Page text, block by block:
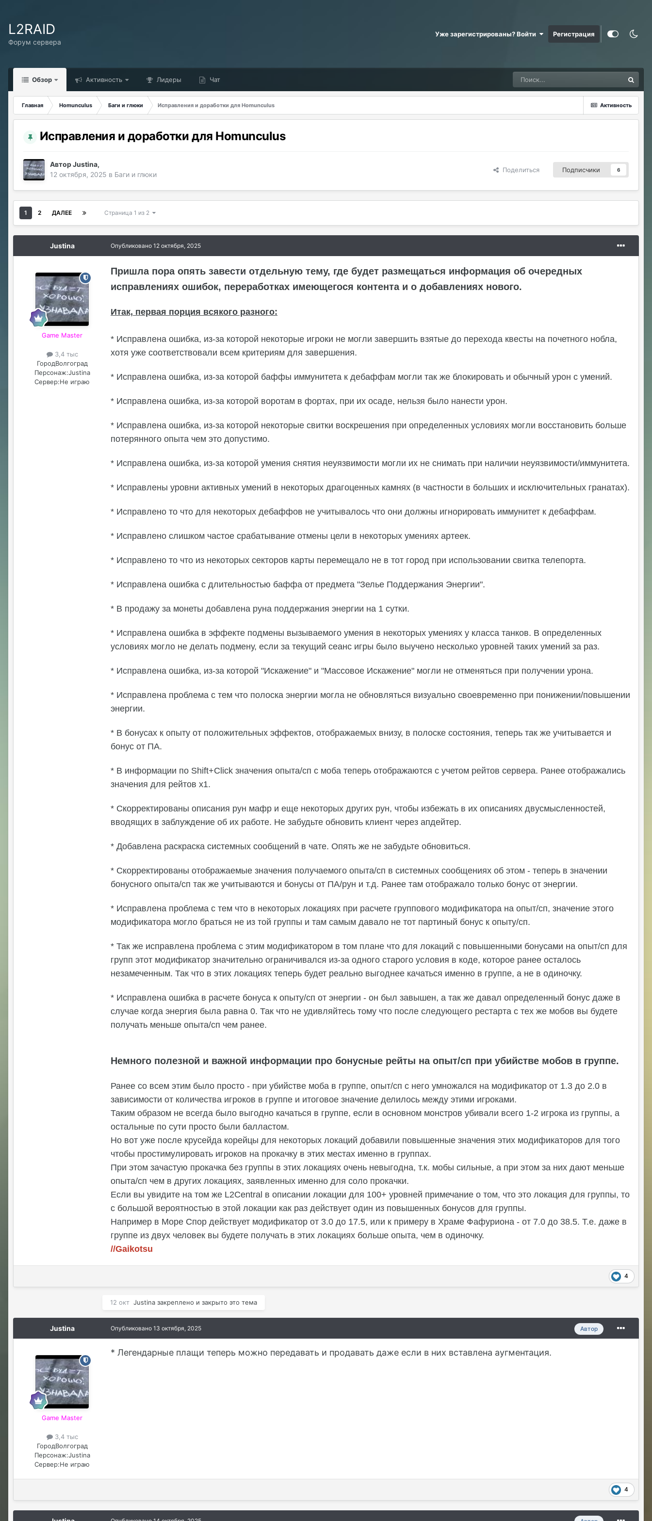
L2RAID
Форум сервера
Уже зарегистрированы? Войти Регистрация
Обзор Активность Лидеры Чат
Активность
Главная Homunculus Баги и глюки Исправления и доработки для Homunculus
Исправления и доработки для Homunculus
АвторJustina,
12 октября, 2025 в Баги и глюки
Поделиться Подписчики 6
1 2 ДАЛЕЕ Страница 1 из 2
Justina
Game Master
3,4 тыс
ГородВолгоград
Персонаж:Justina
Сервер:Не играю
Опубликовано 12 октября, 2025
Пришла пора опять завести отдельную тему, где будет размещаться информация об очередных
исправлениях ошибок, переработках имеющегося контента и о добавлениях нового.
Итак, первая порция всякого разного:
* Исправлена ошибка, из-за которой некоторые игроки не могли завершить взятые до перехода квесты на почетного нобла,
хотя уже соответствовали всем критериям для завершения.
* Исправлена ошибка, из-за которой баффы иммунитета к дебаффам могли так же блокировать и обычный урон с умений.
* Исправлена ошибка, из-за которой воротам в фортах, при их осаде, нельзя было нанести урон.
* Исправлена ошибка, из-за которой некоторые свитки воскрешения при определенных условиях могли восстановить больше
потерянного опыта чем это допустимо.
* Исправлена ошибка, из-за которой умения снятия неуязвимости могли их не снимать при наличии неуязвимости/иммунитета.
* Исправлены уровни активных умений в некоторых драгоценных камнях (в частности в больших и исключительных гранатах).
* Исправлено то что для некоторых дебаффов не учитывалось что они должны игнорировать иммунитет к дебаффам.
* Исправлено слишком частое срабатывание отмены цели в некоторых умениях артеек.
* Исправлено то что из некоторых секторов карты перемещало не в тот город при использовании свитка телепорта.
* Исправлена ошибка с длительностью баффа от предмета "Зелье Поддержания Энергии".
* В продажу за монеты добавлена руна поддержания энергии на 1 сутки.
* Исправлена ошибка в эффекте подмены вызываемого умения в некоторых умениях у класса танков. В определенных
условиях могло не делать подмену, если за текущий сеанс игры было выучено несколько уровней таких умений за раз.
* Исправлена ошибка, из-за которой "Искажение" и "Массовое Искажение" могли не отменяться при получении урона.
* Исправлена проблема с тем что полоска энергии могла не обновляться визуально своевременно при понижении/повышении
энергии.
* В бонусах к опыту от положительных эффектов, отображаемых внизу, в полоске состояния, теперь так же учитывается и
бонус от ПА.
* В информации по Shift+Click значения опыта/сп с моба теперь отображаются с учетом рейтов сервера. Ранее отображались
значения для рейтов х1.
* Скорректированы описания рун мафр и еще некоторых других рун, чтобы избежать в их описаниях двусмысленностей,
вводящих в заблуждение об их работе. Не забудьте обновить клиент через апдейтер.
* Добавлена раскраска системных сообщений в чате. Опять же не забудьте обновиться.
* Скорректированы отображаемые значения получаемого опыта/сп в системных сообщениях об этом - теперь в значении
бонусного опыта/сп так же учитываются и бонусы от ПА/рун и т.д. Ранее там отображало только бонус от энергии.
* Исправлена проблема с тем что в некоторых локациях при расчете группового модификатора на опыт/сп, значение этого
модификатора могло браться не из той группы и там самым давало не тот партиный бонус к опыту/сп.
* Так же исправлена проблема с этим модификатором в том плане что для локаций с повышенными бонусами на опыт/сп для
групп этот модификатор значительно ограничивался из-за одного старого условия в коде, которое ранее осталось
незамеченным. Так что в этих локациях теперь будет реально выгоднее качаться именно в группе, а не в одиночку.
* Исправлена ошибка в расчете бонуса к опыту/сп от энергии - он был завышен, а так же давал определенный бонус даже в
случае когда энергия была равна 0. Так что не удивляйтесь тому что после следующего рестарта с тех же мобов вы будете
получать меньше опыта/сп чем ранее.
Немного полезной и важной информации про бонусные рейты на опыт/сп при убийстве мобов в группе.
Ранее со всем этим было просто - при убийстве моба в группе, опыт/сп с него умножался на модификатор от 1.3 до 2.0 в
зависимости от количества игроков в группе и итоговое значение делилось между этими игроками.
Таким образом не всегда было выгодно качаться в группе, если в основном монстров убивали всего 1-2 игрока из группы, а
остальные по сути просто были балластом.
Но вот уже после крусейда корейцы для некоторых локаций добавили повышенные значения этих модификаторов для того
чтобы простимулировать игроков на прокачку в этих местах именно в группах.
При этом зачастую прокачка без группы в этих локациях очень невыгодна, т.к. мобы сильные, а при этом за них дают меньше
опыта/сп чем в других локациях, заявленных именно для соло прокачки.
Если вы увидите на том же L2Central в описании локации для 100+ уровней примечание о том, что это локация для группы, то
с большой вероятностью в этой локации как раз действует один из повышенных бонусов для группы.
Например в Море Спор действует модификатор от 3.0 до 17.5, или к примеру в Храме Фафуриона - от 7.0 до 38.5. Т.е. даже в
группе из двух человек вы будете получать в этих локациях больше опыта, чем в одиночку.
//Gaikotsu
4
12 окт Justina закреплено и закрыто это тема
Justina
Game Master
3,4 тыс
ГородВолгоград
Персонаж:Justina
Сервер:Не играю
Автор
Опубликовано 13 октября, 2025
* Легендарные плащи теперь можно передавать и продавать даже если в них вставлена аугментация.
4
Sensuella 07/24/26 04:00 PM
Где сейчас наживку брать чтобы
выловить итемы чтобы регнуться на
захват КХ который за рыбалку?